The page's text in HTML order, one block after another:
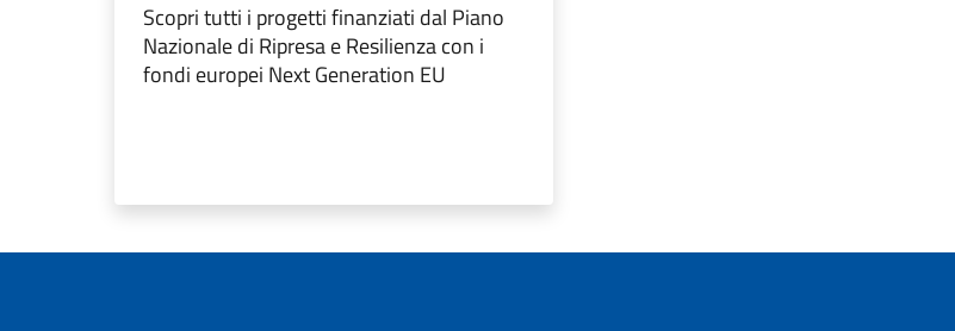
Scopri tutti i progetti finanziati dal Piano
Nazionale di Ripresa e Resilienza con i
fondi europei Next Generation EU